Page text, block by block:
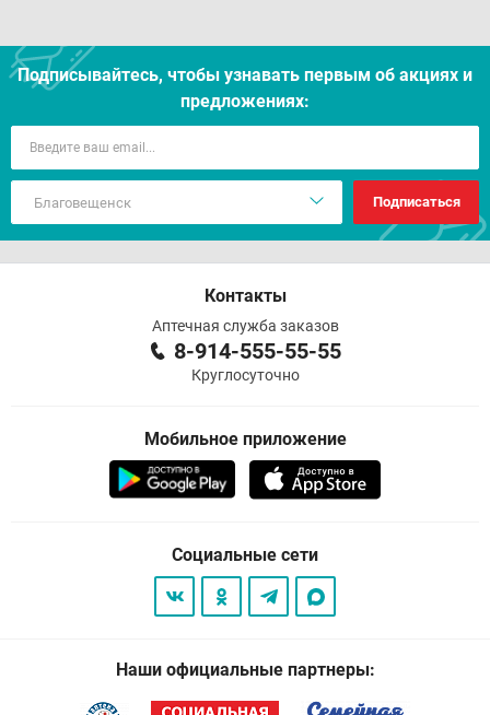
Подписывайтесь, чтобы узнавать первым об акцияx и
предложениях:
Подписаться
Контакты
Аптечная служба заказов
8-914-555-55-55
Круглосуточно
Мобильное приложение
Социальные сети
Наши официальные партнеры: